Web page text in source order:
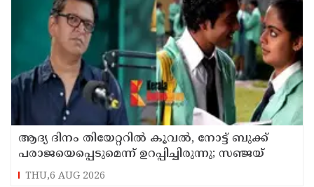
ആദ്യ ദിനം തിയേറ്ററില്‍ കൂവല്‍, നോട്ട് ബുക്ക്
പരാജയെപ്പെടുമെന്ന് ഉറപ്പിച്ചിരുന്നു; സഞ്ജയ്
THU,6 AUG 2026